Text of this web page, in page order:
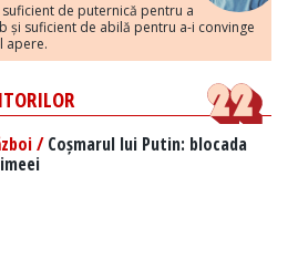
de puternică pentru a
și suficient de abilă pentru a-i convinge
apere.
/Coșmarul lui Putin: blocada